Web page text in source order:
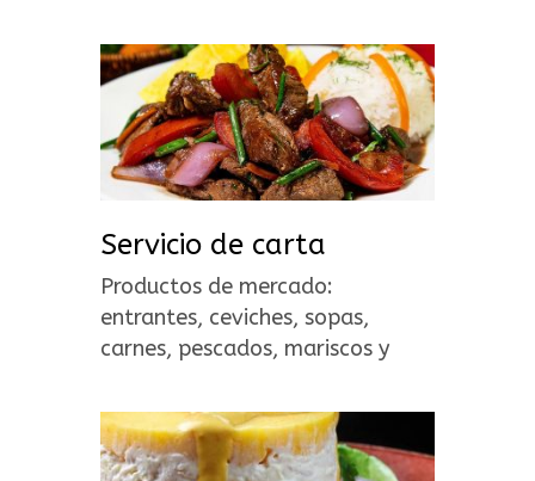
Servicio de carta
Productos de mercado:
entrantes, ceviches, sopas,
carnes, pescados, mariscos y